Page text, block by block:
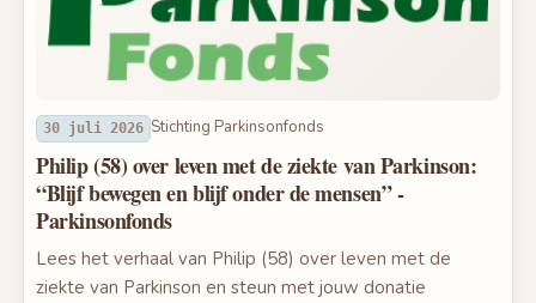
30 juli 2026 Stichting Parkinsonfonds
Philip (58) over leven met de ziekte van Parkinson:
“Blijf bewegen en blijf onder de mensen” -
Parkinsonfonds
Lees het verhaal van Philip (58) over leven met de
ziekte van Parkinson en steun met jouw donatie